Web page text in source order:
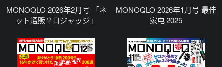
MONOQLO 2026年2月号 「ネ
ット通販辛口ジャッジ」
MONOQLO 2026年1月号 最佳
家电 2025